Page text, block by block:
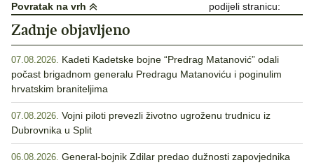
Povratak na vrh podijeli stranicu:
Zadnje objavljeno
07.08.2026. Kadeti Kadetske bojne “Predrag Matanović” odali
počast brigadnom generalu Predragu Matanoviću i poginulim
hrvatskim braniteljima
07.08.2026. Vojni piloti prevezli životno ugroženu trudnicu iz
Dubrovnika u Split
06.08.2026. General-bojnik Zdilar predao dužnosti zapovjednika